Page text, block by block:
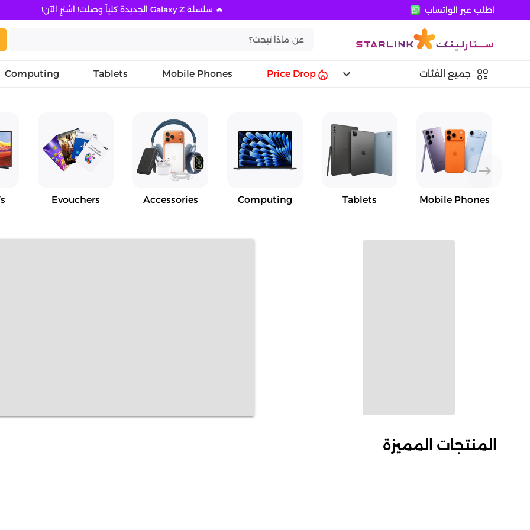
اطلب عبر الواتساب 🔥 سلسلة Galaxy Z الجديدة كلياً وصلت! اشترِ الآن!
جميع الفئات keyboard_arrow_down
Price Drop
Mobile Phones
Tablets
Computing
east
Mobile Phones
Tablets
Computing
Accessories
Evouchers
المنتجات المميزة